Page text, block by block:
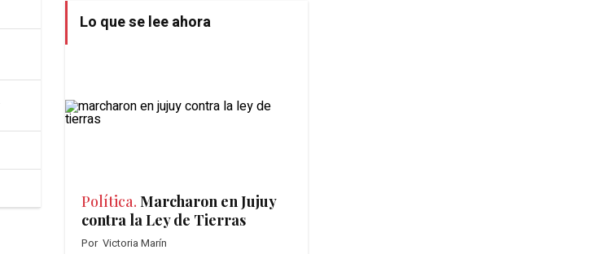
Lo que se lee ahora
Política. Marcharon en Jujuy
contra la Ley de Tierras
Por Victoria Marín